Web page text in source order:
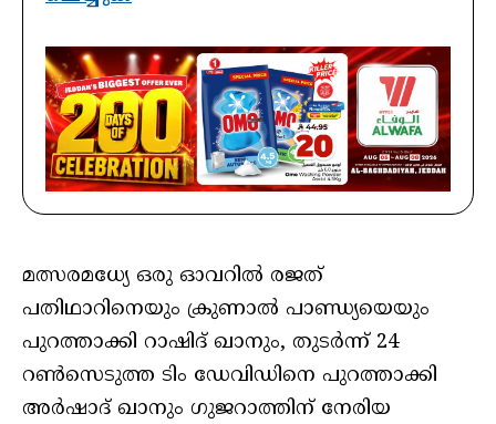
മത്സരമധ്യേ ഒരു ഓവറിൽ രജത്
പതിഥാറിനെയും ക്രുണാൽ പാണ്ഡ്യയെയും
പുറത്താക്കി റാഷിദ് ഖാനും, തുടർന്ന് 24
റൺസെടുത്ത ടിം ഡേവിഡിനെ പുറത്താക്കി
അർഷാദ് ഖാനും ഗുജറാത്തിന് നേരിയ